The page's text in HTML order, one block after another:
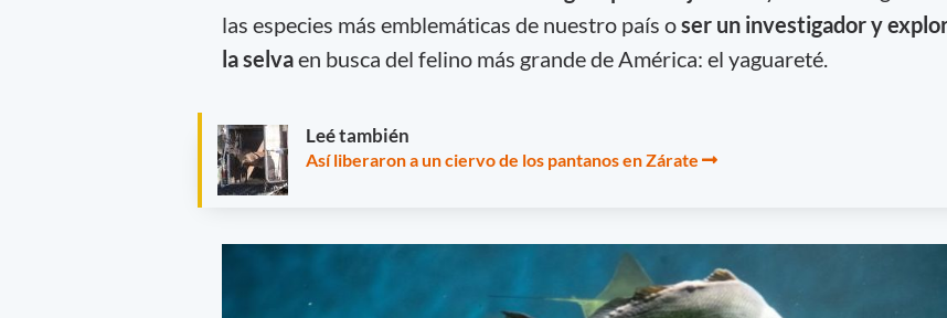
las especies más emblemáticas de nuestro país oser un investigador y
la selvaen busca del felino más grande de América: el yaguareté.
Leé también
Así liberaron a un ciervo de los pantanos en Zárate